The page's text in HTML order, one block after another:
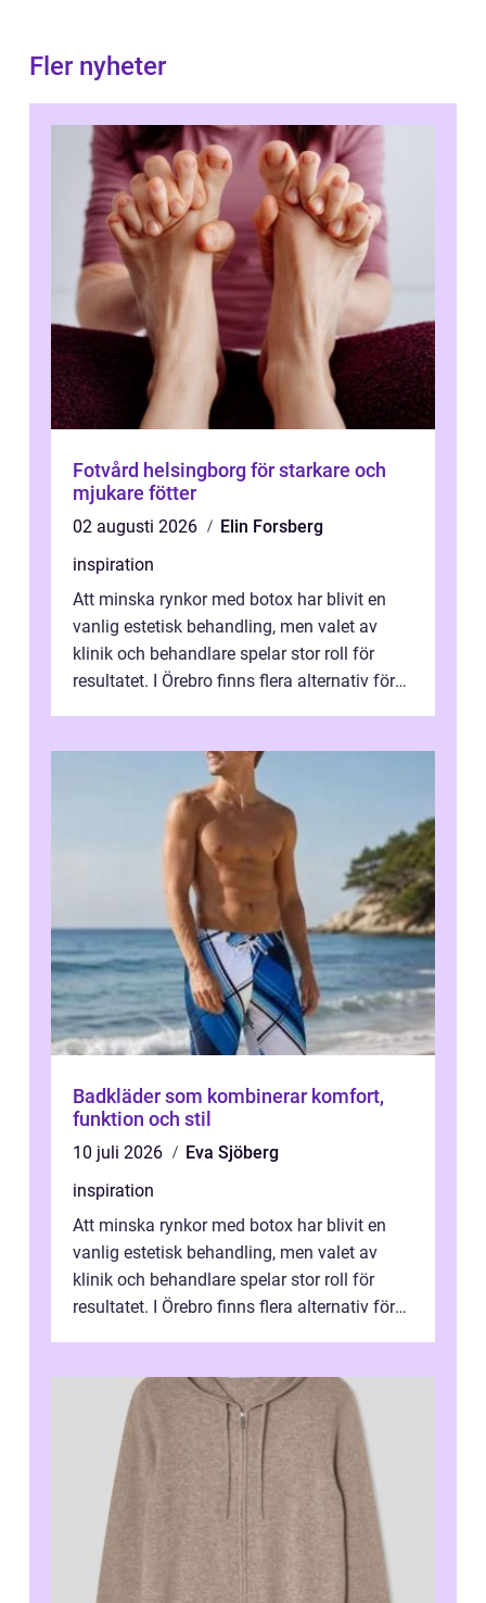
Fler nyheter
Fotvård helsingborg för starkare och
mjukare fötter
02 augusti 2026
Elin Forsberg
inspiration
Att minska rynkor med botox har blivit en
vanlig estetisk behandling, men valet av
klinik och behandlare spelar stor roll för
resultatet. I Örebro finns flera alternativ för
Badkläder som kombinerar komfort,
funktion och stil
10 juli 2026
Eva Sjöberg
inspiration
Att minska rynkor med botox har blivit en
vanlig estetisk behandling, men valet av
klinik och behandlare spelar stor roll för
resultatet. I Örebro finns flera alternativ för